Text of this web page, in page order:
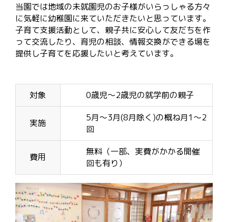
当園では地域の未就園児のお子様がいらっしゃる方々
に気軽に幼稚園に来ていただきたいと思っています。
子育て支援活動として、親子共に安心して友だちを作
って交流したり、育児の相談、情報交換ができる場を
提供し子育てを応援したいと考えています。
対象 0歳児～2歳児の就学前の親子
実施
5月～3月(8月除く)の概ね月1～2
回
費用
無料（一部、実費がかかる開催
回も有り）